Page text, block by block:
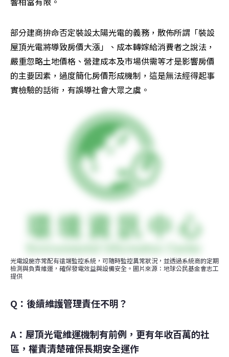
部分建商拚命否定裝設太陽光電的義務，散佈所謂「裝設
屋頂光電將導致房價大漲」、成本轉嫁給消費者之說法，
嚴重忽略土地價格、營建成本及市場供需等才是影響房價
的主要因素，過度簡化房價形成機制，這是無法經得起事
實檢驗的話術，有誤導社會大眾之虞。
光電設施亦常配有遠端監控系統，可隨時監控異常狀況，並透過系統商的定期
檢測與負責維運，確保發電效益與設備安全。圖片來源：地球公民基金會志工
提供
Q：後續維護管理責任不明？
A：屋頂光電維運機制有前例，更有年收百萬的社
區，權責清楚確保長期安全運作